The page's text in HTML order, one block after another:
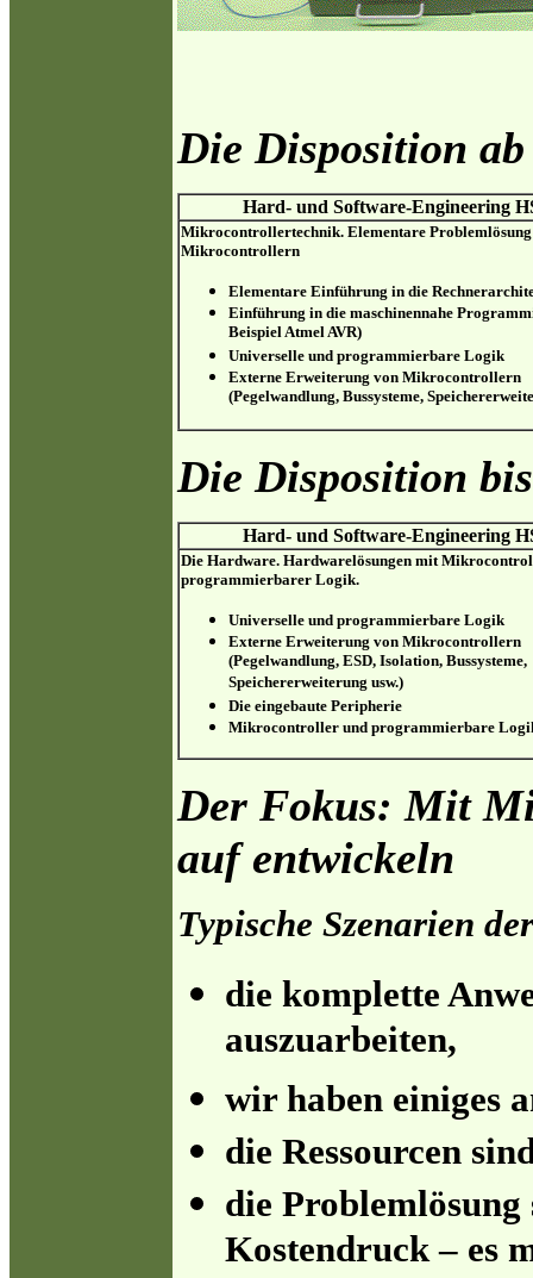
Die Disposition ab
Hard- und Software-Engineering
Mikrocontrollertechnik. Elementare
Mikrocontrollern
Elementare Einführung in die
Einführung in die maschinennahe
Beispiel Atmel AVR)
Universelle und programmierbare Logik
Externe Erweiterung von Mikrocontrollern
(Pegelwandlung, Bussysteme,
Die Disposition
Hard- und Software-Engineering
Die Hardware. Hardwarelösungen mit
programmierbarer Logik.
Universelle und programmierbare Logik
Externe Erweiterung von Mikrocontrollern
(Pegelwandlung, ESD, Isolation, Bussysteme,
Speichererweiterung usw.)
Die eingebaute Peripherie
Mikrocontroller und programmierbare
Der Fokus: Mit
auf entwickeln
Typische Szenarien
die komplette
auszuarbeiten,
wir haben einiges
die Ressourcen
die
Kostendruck – es